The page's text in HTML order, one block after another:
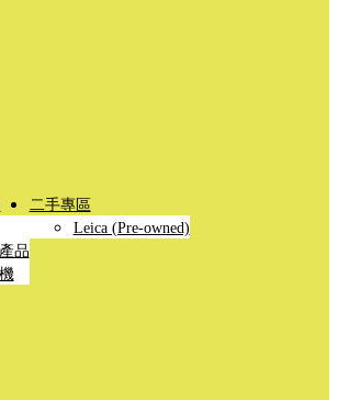
品
二手專區
Leica (Pre-owned)